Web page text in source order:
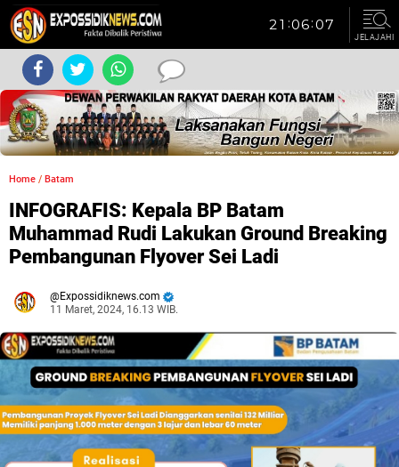
JELAJAHI
Home / Batam
INFOGRAFIS: Kepala BP Batam
Muhammad Rudi Lakukan Ground Breaking
Pembangunan Flyover Sei Ladi
Expossidiknews.com
11 Maret, 2024, 16.13 WIB.